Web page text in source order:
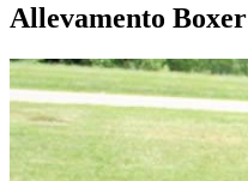
Allevamento Boxer